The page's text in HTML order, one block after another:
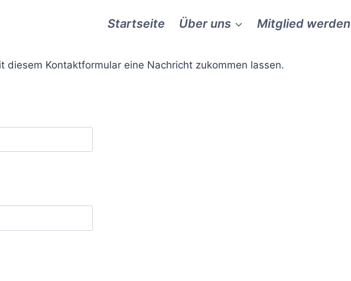
Startseite Über uns Mitglied werden
diesem Kontaktformular eine Nachricht zukommen lassen.